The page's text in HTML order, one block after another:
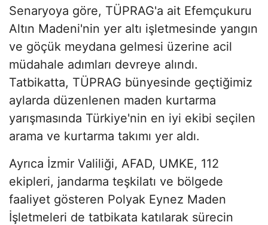
Senaryoya göre, TÜPRAG'a ait Efemçukuru
Altın Madeni'nin yer altı işletmesinde yangın
ve göçük meydana gelmesi üzerine acil
müdahale adımları devreye alındı.
Tatbikatta, TÜPRAG bünyesinde geçtiğimiz
aylarda düzenlenen maden kurtarma
yarışmasında Türkiye'nin en iyi ekibi seçilen
arama ve kurtarma takımı yer aldı.
Ayrıca İzmir Valiliği, AFAD, UMKE, 112
ekipleri, jandarma teşkilatı ve bölgede
faaliyet gösteren Polyak Eynez Maden
İşletmeleri de tatbikata katılarak sürecin